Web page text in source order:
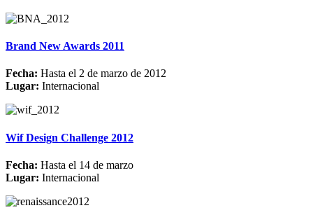
Brand New Awards 2011
Fecha: Hasta el 2 de marzo de 2012
Lugar: Internacional
Wif Design Challenge 2012
Fecha: Hasta el 14 de marzo
Lugar: Internacional